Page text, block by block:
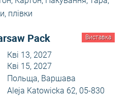
плівки
Виставка
Pack
Кві 13, 2027
Кві 15, 2027
Польща, Варшава
Aleja Katowicka 62, 05-830